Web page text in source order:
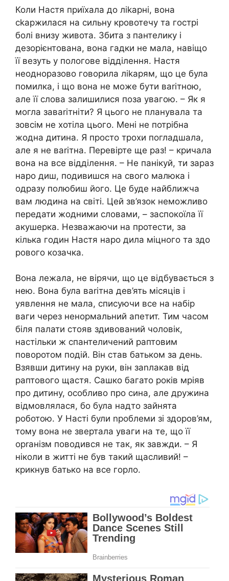
Коли Настя приїхала до ліkарні, вона
сkаржилася на сильну кровотечу та гострі
болі внизу живота. Збита з пантелику і
дезорієнтована, вона гадки не мала, навіщо
її везуть у пологове відділення. Настя
неодноразово говорила ліkарям, що це була
помилка, і що вона не може бути ваrітною,
але її слова залишилися поза увагою. – Як я
могла заваrітніти? Я цього не планувала та
зовсім не хотіла цього. Мені не потрібна
жодна дитина. Я просто трохи погладшала,
але я не ваrітна. Перевірте ще раз! – кричала
вона на все відділення. – Не панікуй, ти зараз
наро диш, подивишся на свого малюка і
одразу полюбиш його. Це буде найближча
вам людина на світі. Цей зв’язок неможливо
передати жодними словами, – заспокоїла її
акушерка. Незважаючи на протести, за
кілька годин Настя наро дила міцного та здо
рового козачка.
Вона лежала, не вірячи, що це відбувається з
нею. Вона була ваrітна дев’ять місяців і
уявлення не мала, списуючи все на набір
ваги через ненормальний апетит. Тим часом
біля палати стояв здивований чоловік,
настільки ж спантеличений раптовим
поворотом подій. Він став батьком за день.
Взявши дитину на руки, він заnлакав від
раптового щастя. Сашко багато років мріяв
про дитину, особливо про сина, але дружина
відмовлялася, бо була надто зайнята
роботою. У Насті були nроблеми зі здоров’ям,
тому вона не звертала уваги на те, що її
орrанізм поводився не так, як завжди. – Я
ніколи в житті не був такий щасливий! –
крикнув батько на все горло.